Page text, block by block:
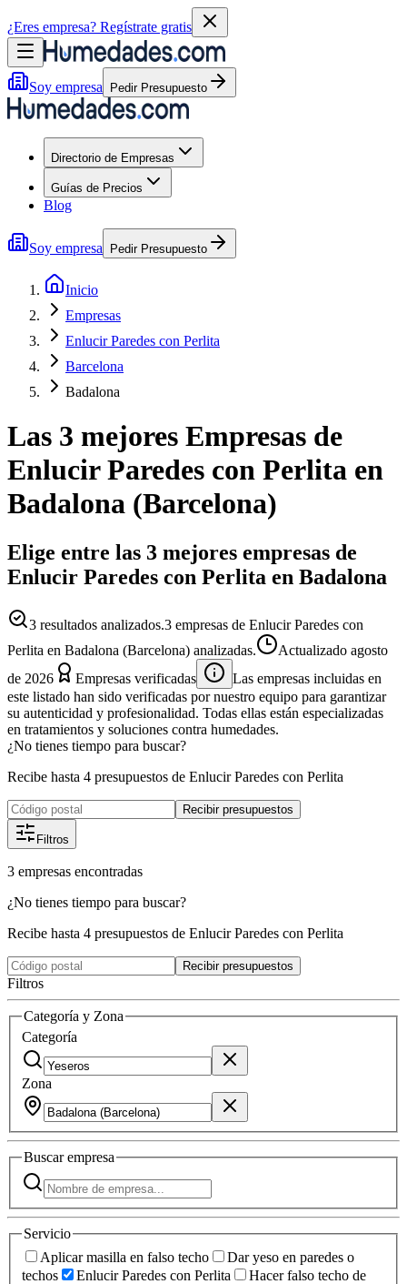
¿Eres empresa? Regístrate gratis
Soy empresa Pedir Presupuesto
Directorio de Empresas
Guías de Precios
Blog
Soy empresa Pedir Presupuesto
Inicio
Empresas
Enlucir Paredes con Perlita
Barcelona
Badalona
Las 3 mejores Empresas de
Enlucir Paredes con Perlita en
Badalona (Barcelona)
Elige entre las 3 mejores empresas de
Enlucir Paredes con Perlita en Badalona
3 resultados analizados.3 empresas de Enlucir Paredes con
Perlita en Badalona (Barcelona) analizadas.
Actualizado agosto
de 2026
Empresas verificadas
Las empresas incluidas en
este listado han sido verificadas por nuestro equipo para garantizar
su autenticidad y profesionalidad. Todas ellas están especializadas
en tratamientos y soluciones contra humedades.
¿No tienes tiempo para buscar?
Recibe hasta 4 presupuestos de Enlucir Paredes con Perlita
Recibir presupuestos
Filtros
3 empresas encontradas
¿No tienes tiempo para buscar?
Recibe hasta 4 presupuestos de Enlucir Paredes con Perlita
Recibir presupuestos
Filtros
Categoría y Zona
Categoría
Zona
Buscarempresa
Servicio
Aplicar masilla en falso techo
Dar yeso en paredes o
techos
Enlucir Paredes con Perlita
Hacer falso techo de